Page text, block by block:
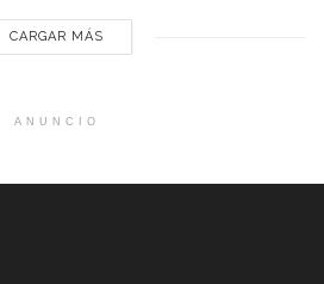
CARGAR MÁS
ANUNCIO